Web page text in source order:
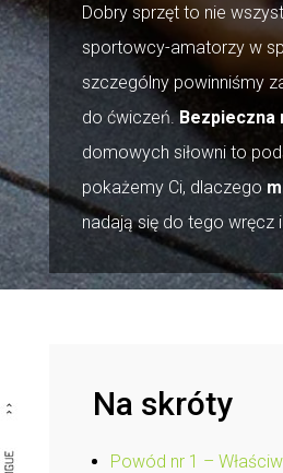
Dobry sprzęt to nie
sportowcy-amatorzy w
szczególny powinniśmy
do ćwiczeń.Bezpieczna
domowych siłowni to
pokażemy Ci, dlaczego
nadają się do tego wręcz
Na skróty
Powód nr 1 –